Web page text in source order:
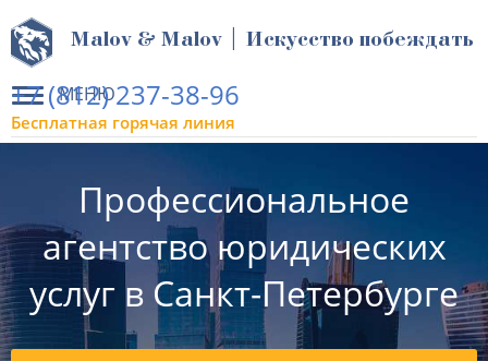
МЕНЮ
Malov & Malov | Искусство побеждать
+7 (812) 237-38-96
Бесплатная горячая линия
Профессиональное
агентство юридических
услуг в Санкт-Петербурге